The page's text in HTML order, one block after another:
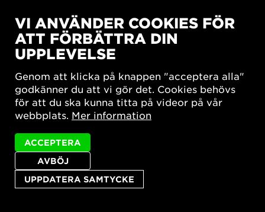
NYHETSBREV
Fyll i din email och kryssa i ett eller flera
utskick som du är intresserad av.
E-
postadress *
Månadsbrev Branschbrev
VI ANVÄNDER COOKIES FÖR
ATT FÖRBÄTTRA DIN
UPPLEVELSE
Genom att klicka på knappen "acceptera alla"
godkänner du att vi gör det. Cookies behövs
för att du ska kunna titta på videor på vår
webbplats. Mer information
UPPDATERA SAMTYCKE
AVBÖJ
ACCEPTERA